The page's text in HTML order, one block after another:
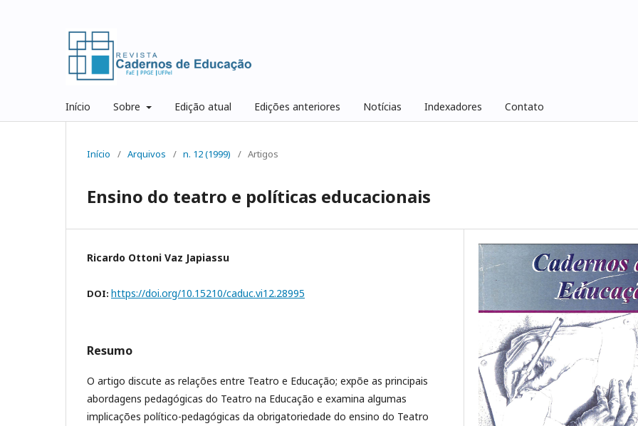
Início Sobre Edição atual Edições anteriores Notícias Indexadores Contato
Início / Arquivos / n. 12 (1999) / Artigos
Ensino do teatro e políticas educacionais
Ricardo Ottoni Vaz Japiassu
DOI: https://doi.org/10.15210/caduc.vi12.28995
Resumo
O artigo discute as relações entre Teatro e Educação; expõe as principais
abordagens pedagógicas do Teatro na Educação e examina algumas
implicações político-pedagógicas da obrigatoriedade do ensino do Teatro